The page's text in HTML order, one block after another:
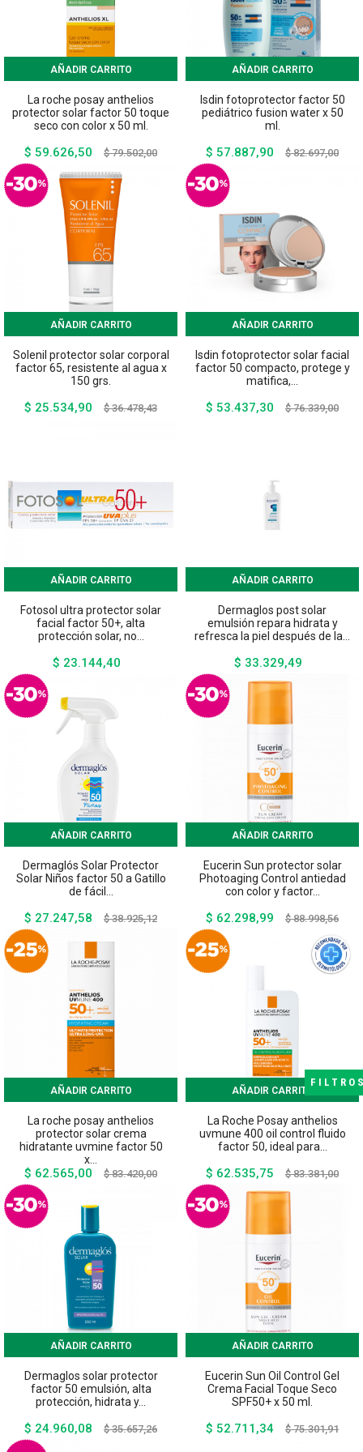
AÑADIR CARRITO
La roche posay anthelios
protector solar factor 50 toque
seco con color x 50 ml.
$ 59.626,50
Precio
$ 79.502,00Precio
AÑADIR CARRITO
Isdin fotoprotector factor 50
pediátrico fusion water x 50
ml.
$ 57.887,90
Precio
$ 82.697,00
AÑADIR CARRITO
Solenil protector solar corporal
factor 65, resistente al agua x
150 grs.
$ 25.534,90
Precio
$ 36.478,43Precio
AÑADIR CARRITO
Isdin fotoprotector solar facial
factor 50 compacto, protege y
matifica,...
$ 53.437,30
Precio
$ 76.339,00
AÑADIR CARRITO
Fotosol ultra protector solar
facial factor 50+, alta
protección solar, no...
$ 23.144,40
AÑADIR CARRITO
Dermaglos post solar
emulsión repara hidrata y
refresca la piel después de la...
$ 33.329,49
AÑADIR CARRITO
Dermaglós Solar Protector
Solar Niños factor 50 a Gatillo
de fácil...
$ 27.247,58
Precio
$ 38.925,12Precio
AÑADIR CARRITO
Eucerin Sun protector solar
Photoaging Control antiedad
con color y factor...
$ 62.298,99
Precio
$ 88.998,56
AÑADIR CARRITO
La roche posay anthelios
protector solar crema
hidratante uvmine factor 50
x...
$ 62.565,00
Precio
$ 83.420,00Precio
AÑADIR CARRITO
La Roche Posay anthelios
uvmune 400 oil control fluido
factor 50, ideal para...
$ 62.535,75
Precio
$ 83.381,00
AÑADIR CARRITO
Dermaglos solar protector
factor 50 emulsión, alta
protección, hidrata y...
$ 24.960,08
Precio
$ 35.657,26Precio
AÑADIR CARRITO
Eucerin Sun Oil Control Gel
Crema Facial Toque Seco
SPF50+ x 50 ml.
$ 52.711,34
Precio
$ 75.301,91